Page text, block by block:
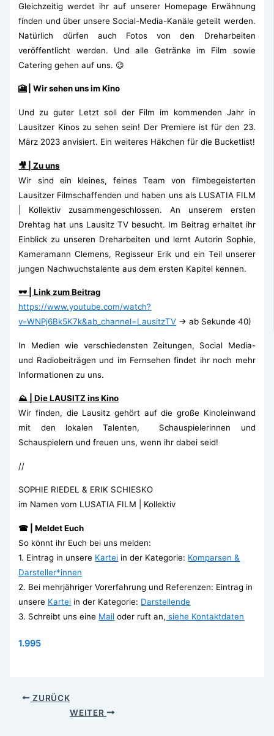
Gleichzeitig werdet ihr auf unserer Homepage Erwähnung
finden und über unsere Social-Media-Kanäle geteilt werden.
Natürlich dürfen auch Fotos von den Dreharbeiten
veröffentlicht werden. Und alle Getränke im Film sowie
Catering gehen auf uns. 😉
🎦 | Wir sehen uns im Kino
Und zu guter Letzt soll der Film im kommenden Jahr in
Lausitzer Kinos zu sehen sein! Der Premiere ist für den 23.
März 2023 anvisiert. Ein weiteres Häkchen für die Bucketlist!
🎥 | Zu uns
Wir sind ein kleines, feines Team von filmbegeisterten
Lausitzer Filmschaffenden und haben uns als LUSATIA FILM
| Kollektiv zusammengeschlossen. An unserem ersten
Drehtag hat uns Lausitz TV besucht. Im Beitrag erhaltet ihr
Einblick zu unseren Dreharbeiten und lernt Autorin Sophie,
Kameramann Clemens, Regisseur Erik und ein Teil unserer
jungen Nachwuchstalente aus dem ersten Kapitel kennen.
🕶 | Link zum Beitrag
https://www.youtube.com/watch?
v=WNPj6Bk5K7k&ab_channel=LausitzTV → ab Sekunde 40)
In Medien wie verschiedensten Zeitungen, Social Media-
und Radiobeiträgen und im Fernsehen findet ihr noch mehr
Informationen zu uns.
⛰ | Die LAUSITZ ins Kino
Wir finden, die Lausitz gehört auf die große Kinoleinwand
mit den lokalen Talenten, Schauspielerinnen und
Schauspielern und freuen uns, wenn ihr dabei seid!
//
SOPHIE RIEDEL & ERIK SCHIESKO
im Namen vom LUSATIA FILM | Kollektiv
☎ | Meldet Euch
So könnt ihr Euch bei uns melden:
1. Eintrag in unsere Kartei in der Kategorie: Komparsen &
Darsteller*innen
2. Bei mehrjähriger Vorerfahrung und Referenzen: Eintrag in
unsere Kartei in der Kategorie: Darstellende
3. Schreibt uns eine Mail oder ruft an, siehe Kontaktdaten
1.995
ZURÜCK
WEITER